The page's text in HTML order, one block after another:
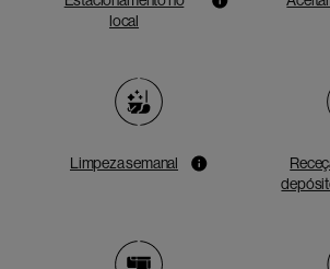
local
Limpeza semanal